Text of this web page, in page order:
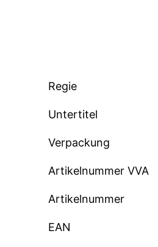
Regie
Untertitel
Verpackung
Artikelnummer VVA
Artikelnummer
EAN